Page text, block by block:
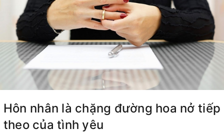
Hôn nhân là chặng đường hoa nở tiếp
theo của tình yêu